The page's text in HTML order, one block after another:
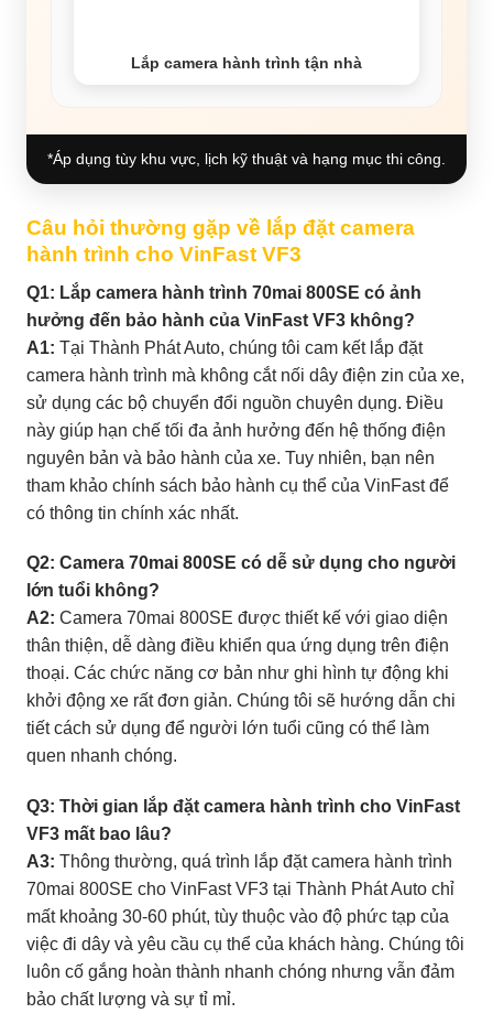
Lắp camera hành trình tận nhà
*Áp dụng tùy khu vực, lịch kỹ thuật và hạng mục thi công.
Câu hỏi thường gặp về lắp đặt camera
hành trình cho VinFast VF3
Q1: Lắp camera hành trình 70mai 800SE có ảnh
hưởng đến bảo hành của VinFast VF3 không?
A1: Tại Thành Phát Auto, chúng tôi cam kết lắp đặt
camera hành trình mà không cắt nối dây điện zin của xe,
sử dụng các bộ chuyển đổi nguồn chuyên dụng. Điều
này giúp hạn chế tối đa ảnh hưởng đến hệ thống điện
nguyên bản và bảo hành của xe. Tuy nhiên, bạn nên
tham khảo chính sách bảo hành cụ thể của VinFast để
có thông tin chính xác nhất.
Q2: Camera 70mai 800SE có dễ sử dụng cho người
lớn tuổi không?
A2: Camera 70mai 800SE được thiết kế với giao diện
thân thiện, dễ dàng điều khiển qua ứng dụng trên điện
thoại. Các chức năng cơ bản như ghi hình tự động khi
khởi động xe rất đơn giản. Chúng tôi sẽ hướng dẫn chi
tiết cách sử dụng để người lớn tuổi cũng có thể làm
quen nhanh chóng.
Q3: Thời gian lắp đặt camera hành trình cho VinFast
VF3 mất bao lâu?
A3: Thông thường, quá trình lắp đặt camera hành trình
70mai 800SE cho VinFast VF3 tại Thành Phát Auto chỉ
mất khoảng 30-60 phút, tùy thuộc vào độ phức tạp của
việc đi dây và yêu cầu cụ thể của khách hàng. Chúng tôi
luôn cố gắng hoàn thành nhanh chóng nhưng vẫn đảm
bảo chất lượng và sự tỉ mỉ.